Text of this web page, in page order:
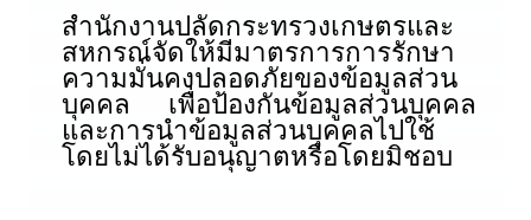
สำนักงานปลัดกระทรวงเกษตรและ
สหกรณ์จัดให้มีมาตรการการรักษา
ความมั่นคงปลอดภัยของข้อมูลส่วน
บุคคล เพื่อป้องกันข้อมูลส่วนบุคคล
และการนำข้อมูลส่วนบุคคลไปใช้
โดยไม่ได้รับอนุญาตหรือโดยมิชอบ